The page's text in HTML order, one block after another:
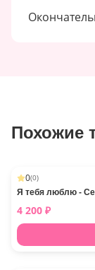
Похожие
0(0)
Я тебя люблю -
4 200 ₽